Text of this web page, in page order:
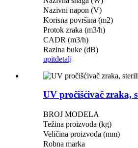
Nazivni napon (V)
Korisna površina (m2)
Protok zraka (m3/h)
CADR (m3/h)
Razina buke (dB)
upitdetalj
UV pročišćivač zraka,
BROJ MODELA
Težina proizvoda (kg)
Veličina proizvoda (mm)
Robna marka